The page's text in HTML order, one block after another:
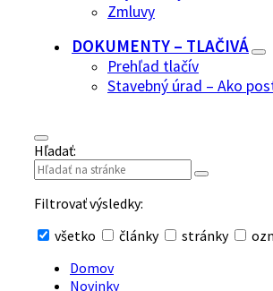
Zmluvy
DOKUMENTY – TLAČIVÁ
Prehľad tlačív
Stavebný úrad – Ako
Hľadať:
Filtrovať výsledky:
všetko
články stránky
vyhľadávanie
Domov
Novinky